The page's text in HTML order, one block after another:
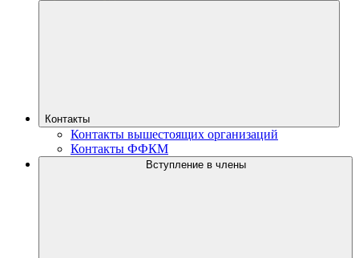
Контакты
Контакты вышестоящих организаций
Контакты ФФКМ
Вступление в члены